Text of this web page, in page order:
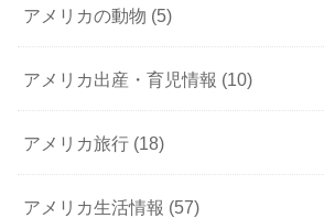
アメリカの動物 (5)
アメリカ出産・育児情報 (10)
アメリカ旅行 (18)
アメリカ生活情報 (57)